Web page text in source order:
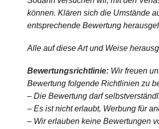
können. Klären sich die Umstände
entsprechende Bewertung
Alle auf diese Art und Weise
Bewertungsrichtlinie:Wir freuen
Bewertung folgende Richtlinien zu
– Die Bewertung darf
– Es ist nicht erlaubt, Werbung für
– Wir erlauben keine Bewertungen